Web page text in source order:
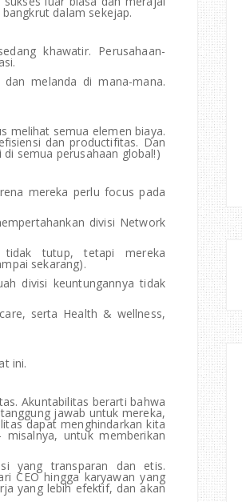
dalam sekejap.
khawatir. Perusahaan-
melanda di mana-mana.
melihat semua elemen biaya.
dan productifitas. Dan
semua perusahaan global!)
mereka perlu focus pada
divisi Network
tidak tutup, tetapi mereka
sekarang).
divisi keuntungannya tidak
serta Health & wellness,
ini.
Akuntabilitas berarti bahwa
jawab untuk mereka,
dapat menghindarkan kita
untuk memberikan
yang transparan dan etis.
CEO hingga karyawan yang
yang lebih efektif, dan akan